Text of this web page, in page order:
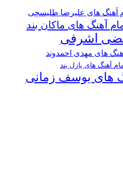
آهنگ های علیرضا طلیسچی
آهنگ های ماکان بند
اشرفی
آهنگ های مهدی احمدوند
آهنگ های پازل بند
های یوسف زمانی